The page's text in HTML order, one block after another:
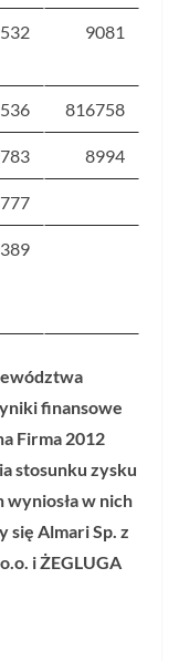
9081
816758
8994
finansowe
Firma 2012
stosunku zysku
w nich
się Almari Sp. z
i ŻEGLUGA